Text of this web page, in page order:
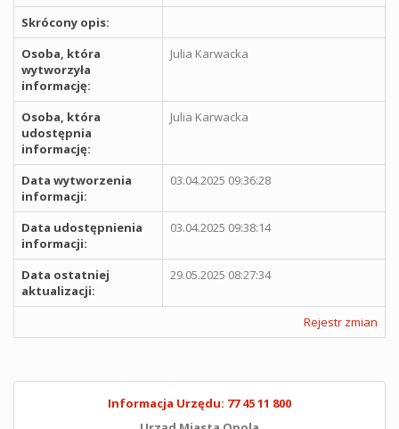
Skrócony opis:
Osoba, która
wytworzyła
informację:
Julia Karwacka
Osoba, która
udostępnia
informację:
Julia Karwacka
Data wytworzenia
informacji:
03.04.2025 09:36:28
Data udostępnienia
informacji:
03.04.2025 09:38:14
Data ostatniej
aktualizacji:
29.05.2025 08:27:34
Rejestr zmian
Informacja Urzędu: 77 45 11 800